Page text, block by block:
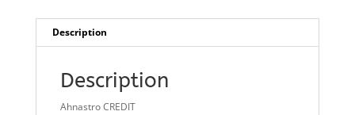
Description
Description
Ahnastro CREDIT